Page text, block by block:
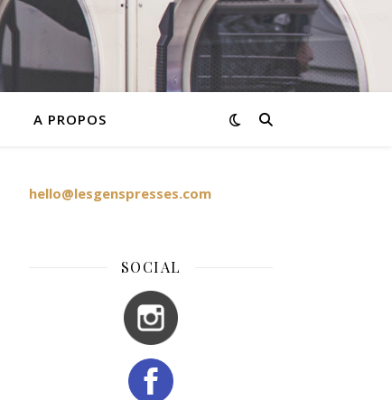
A PROPOS
hello@lesgenspresses.com
SOCIAL